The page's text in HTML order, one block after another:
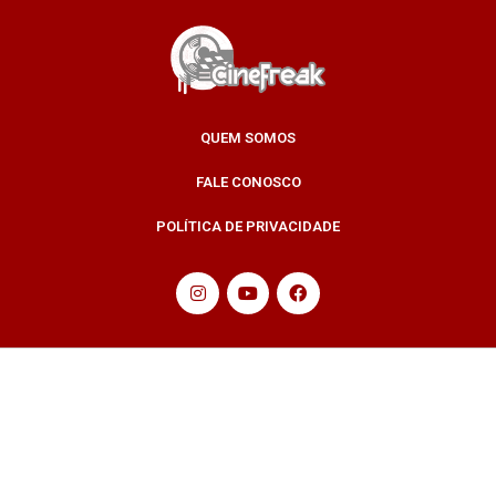
QUEM SOMOS
FALE CONOSCO
POLÍTICA DE PRIVACIDADE